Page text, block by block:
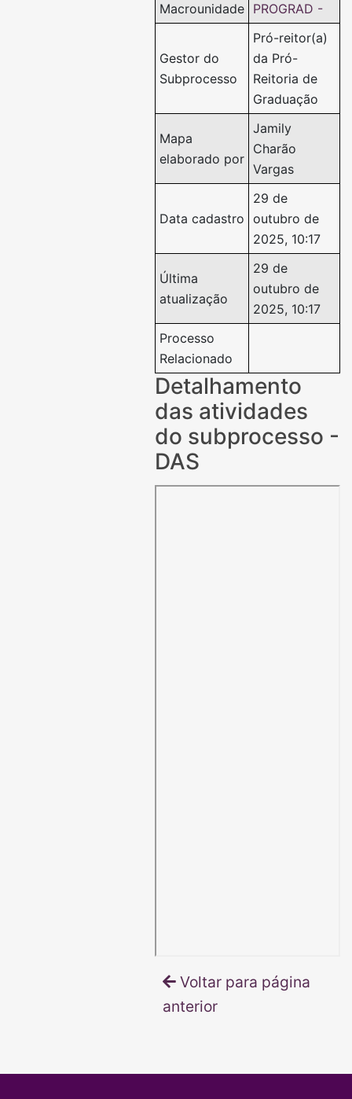
Macrounidade PROGRAD -
Gestor do
Subprocesso
Pró-reitor(a)
da Pró-
Reitoria de
Graduação
Mapa
elaborado por
Jamily
Charão
Vargas
Data cadastro
29 de
outubro de
2025, 10:17
Última
atualização
29 de
outubro de
2025, 10:17
Processo
Relacionado
Detalhamento
das atividades
do subprocesso -
DAS
Voltar para página
anterior